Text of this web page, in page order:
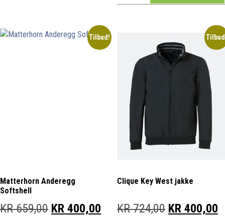
Tilbud!
Matterhorn Anderegg
Softshell
KR659,00 OPPRINNELIG PRIS VAR: KR 659,00.
KR 400,00 NÅVÆRENDE PRIS ER:
Clique Key West jakke
KR724,00 KR 400,00